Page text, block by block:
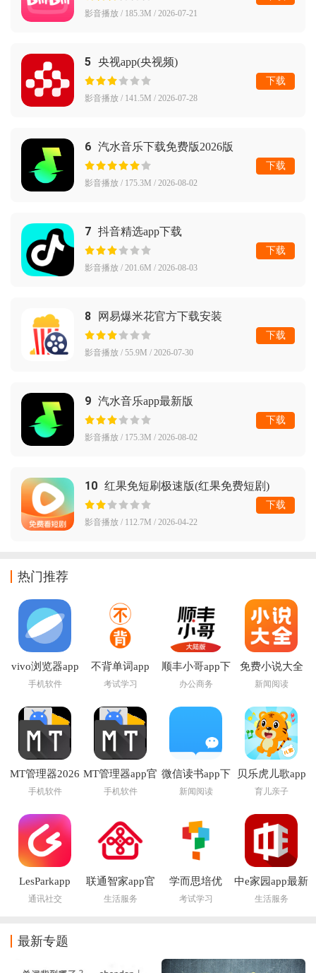
影音播放 / 185.3M / 2026-07-21
5 央视app(央视频)
影音播放 / 141.5M / 2026-07-28
下载
6 汽水音乐下载免费版2026版
影音播放 / 175.3M / 2026-08-02
下载
7 抖音精选app下载
影音播放 / 201.6M / 2026-08-03
下载
8 网易爆米花官方下载安装
影音播放 / 55.9M / 2026-07-30
下载
9 汽水音乐app最新版
影音播放 / 175.3M / 2026-08-02
下载
10 红果免短刷极速版(红果免费短剧)
影音播放 / 112.7M / 2026-04-22
下载
热门推荐
vivo浏览器app
手机软件
不背单词app
考试学习
顺丰小哥app下
载
办公商务
免费小说大全
app下载
新闻阅读
MT管理器2026
官方最新版本
手机软件
MT管理器app官
方版下载
手机软件
微信读书app下
载安装官方版
新闻阅读
贝乐虎儿歌app
育儿亲子
LesParkapp
通讯社交
联通智家app官
方正版
生活服务
学而思培优
考试学习
中e家园app最新
版下载安装
生活服务
最新专题